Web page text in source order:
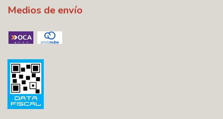
Medios de envío